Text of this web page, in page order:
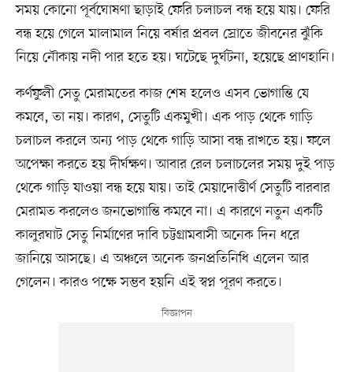
সময় কোনো পূর্বঘোষণা ছাড়াই ফেরি চলাচল বন্ধ হয়ে যায়। ফেরি
বন্ধ হয়ে গেলে মালামাল নিয়ে বর্ষার প্রবল স্রোতে জীবনের ঝুঁকি
নিয়ে নৌকায় নদী পার হতে হয়। ঘটেছে দুর্ঘটনা, হয়েছে প্রাণহানি।
কর্ণফুলী সেতু মেরামতের কাজ শেষ হলেও এসব ভোগান্তি যে
কমবে, তা নয়। কারণ, সেতুটি একমুখী। এক পাড় থেকে গাড়ি
চলাচল করলে অন্য পাড় থেকে গাড়ি আসা বন্ধ রাখতে হয়। ফলে
অপেক্ষা করতে হয় দীর্ঘক্ষণ। আবার রেল চলাচলের সময় দুই পাড়
থেকে গাড়ি যাওয়া বন্ধ হয়ে যায়। তাই মেয়াদোত্তীর্ণ সেতুটি বারবার
মেরামত করলেও জনভোগান্তি কমবে না। এ কারণে নতুন একটি
কালুরঘাট সেতু নির্মাণের দাবি চট্টগ্রামবাসী অনেক দিন ধরে
জানিয়ে আসছে। এ অঞ্চলে অনেক জনপ্রতিনিধি এলেন আর
গেলেন। কারও পক্ষে সম্ভব হয়নি এই স্বপ্ন পূরণ করতে।